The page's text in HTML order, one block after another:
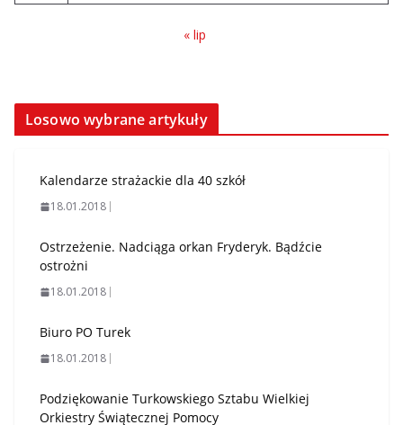
« lip
Losowo wybrane artykuły
Kalendarze strażackie dla 40 szkół
18.01.2018
Ostrzeżenie. Nadciąga orkan Fryderyk. Bądźcie
ostrożni
18.01.2018
Biuro PO Turek
18.01.2018
Podziękowanie Turkowskiego Sztabu Wielkiej
Orkiestry Świątecznej Pomocy